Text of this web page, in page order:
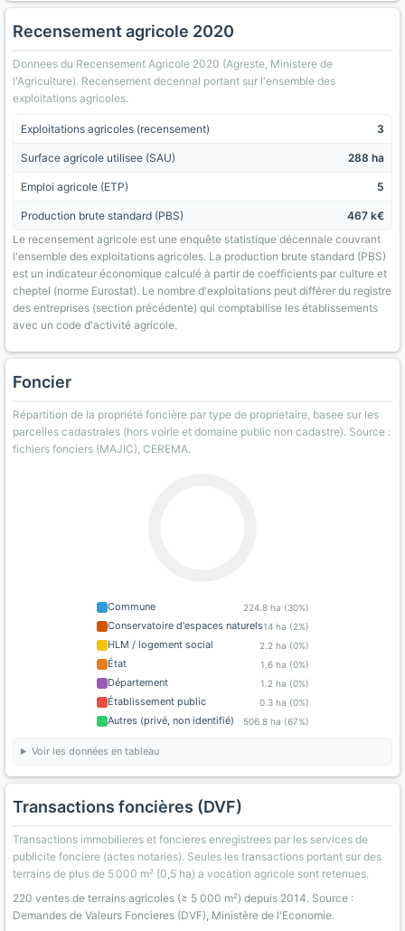
Recensement agricole 2020
Donnees du Recensement Agricole 2020 (Agreste, Ministere de
l'Agriculture). Recensement decennal portant sur l'ensemble des
exploitations agricoles.
Exploitations agricoles (recensement) 3
Surface agricole utilisee (SAU) 288 ha
Emploi agricole (ETP) 5
Production brute standard (PBS)
467 k€
Le recensement agricole est une enquête statistique décennale couvrant
l'ensemble des exploitations agricoles. La production brute standard (PBS)
est un indicateur économique calculé à partir de coefficients par culture et
cheptel (norme Eurostat). Le nombre d'exploitations peut différer du registre
des entreprises (section précédente) qui comptabilise les établissements
avec un code d'activité agricole.
Foncier
Répartition de la propriété foncière par type de proprietaire, basee sur les
parcelles cadastrales (hors voirie et domaine public non cadastre). Source :
fichiers fonciers (MAJIC), CEREMA.
Commune 224.8 ha (30%)
Conservatoire d'espaces naturels14 ha (2%)
HLM / logement social 2.2 ha (0%)
État 1.6 ha (0%)
Département 1.2 ha (0%)
Établissement public 0.3 ha (0%)
Autres (privé, non identifié) 506.8 ha (67%)
Voir les données en tableau
Transactions foncières (DVF)
Transactions immobilieres et foncieres enregistrees par les services de
publicite fonciere (actes notaries). Seules les transactions portant sur des
terrains de plus de 5 000 m² (0,5 ha) a vocation agricole sont retenues.
220 ventes de terrains agricoles (≥ 5 000 m²) depuis 2014. Source :
Demandes de Valeurs Foncieres (DVF), Ministère de l'Economie.